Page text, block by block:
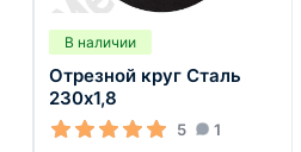
В наличии
Отрезной круг Сталь
230х1,8
5 1